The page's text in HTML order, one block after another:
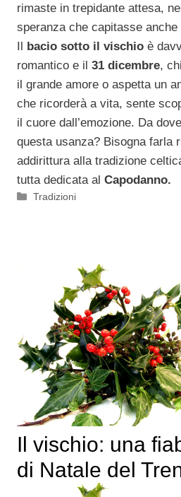
rimaste in trepidante attesa,
speranza che capitasse anche
Il bacio sotto il vischioè
romantico e il 31 dicembre,
il grande amore o aspetta un
che ricorderà a vita, sente
il cuore dall’emozione. Da
questa usanza? Bisogna farla
addirittura alla tradizione
tutta dedicata al Capodanno.
Categorie
Tradizioni
Il vischio: una
di Natale del